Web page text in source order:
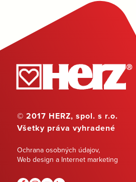
© 2017 HERZ, spol. s r.o.
Všetky práva vyhradené
Ochrana osobných údajov,
Web design a Internet marketing